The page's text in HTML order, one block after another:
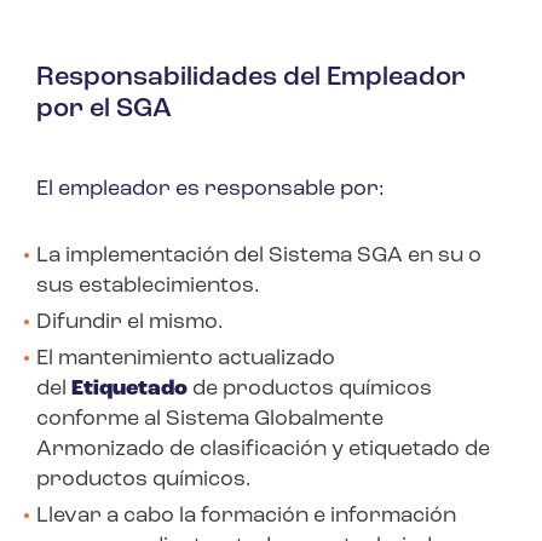
Responsabilidades del Empleador
por el SGA
El empleador es responsable por:
La implementación del Sistema SGA en su o
sus establecimientos.
Difundir el mismo.
El mantenimiento actualizado
del Etiquetado de productos químicos
conforme al Sistema Globalmente
Armonizado de clasificación y etiquetado de
productos químicos.
Llevar a cabo la formación e información